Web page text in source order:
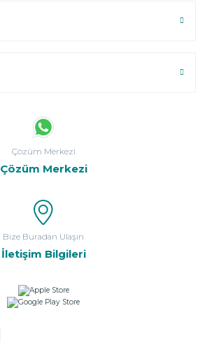
Çözüm Merkezi
Çözüm Merkezi
Bize Buradan Ulaşın
İletişim Bilgileri